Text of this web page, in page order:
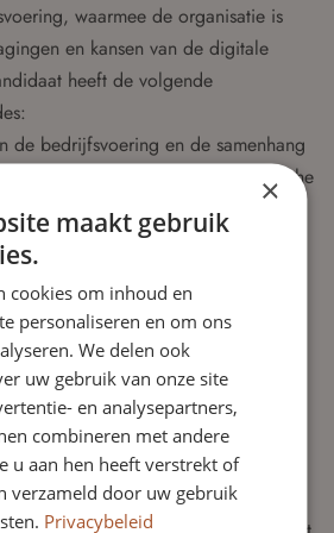
waarmee de organisatie is
en kansen van de digitale
heeft de volgende
de bedrijfsvoering en de samenhang
financiële sturing en de strategische
van bedrijfsprocessen en de rol
in de modernisering van
trends en innovatie en hoe deze
kunnen bieden aan de
op het gebied van
enige toezichthoudende
×
maakt gebruik
cookies om inhoud en
personaliseren en om ons
We delen ook
uw gebruik van onze site
en analysepartners,
combineren met andere
u aan hen heeft verstrekt of
verzameld door uw gebruik
Privacybeleid